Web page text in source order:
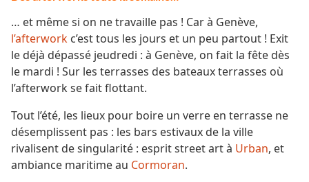
… et même si on ne travaille pas ! Car à Genève,
l’afterwork c’est tous les jours et un peu partout ! Exit
le déjà dépassé jeudredi : à Genève, on fait la fête dès
le mardi ! Sur les terrasses des bateaux terrasses où
l’afterwork se fait flottant.
Tout l’été, les lieux pour boire un verre en terrasse ne
désemplissent pas : les bars estivaux de la ville
rivalisent de singularité : esprit street art à Urban, et
ambiance maritime au Cormoran.